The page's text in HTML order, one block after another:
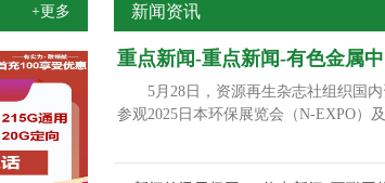
+更多 新闻资讯
重点新闻-重点新闻-有色金属
5月28日，资源再生杂志社组织国内
参观2025日本环保展览会（N-EXPO